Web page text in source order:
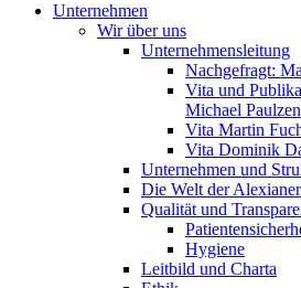
Unternehmen
Wir über uns
Unternehmensleitung
Nachgefragt:
Vita und
Michael Paulzen
Vita Martin
Vita Dominik
Unternehmen und
Die Welt der Alexianer
Qualität und
Hygiene
Leitbild und Charta